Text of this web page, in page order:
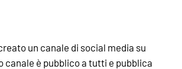
un canale di social media su
canale è pubblico a tutti e pubblica